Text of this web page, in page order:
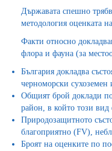
Държавата спешно
методология оценката
Факти относно
флора и фауна (за
България докладва
черноморски
Общият брой доклади
район, в който този вид
Природозащитното
благоприятно (FV),
Броят на оценките по